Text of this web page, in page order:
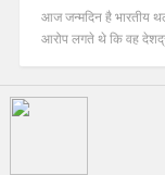
आज जन्मदिन है भारतीय
आरोप लगते थे कि वह